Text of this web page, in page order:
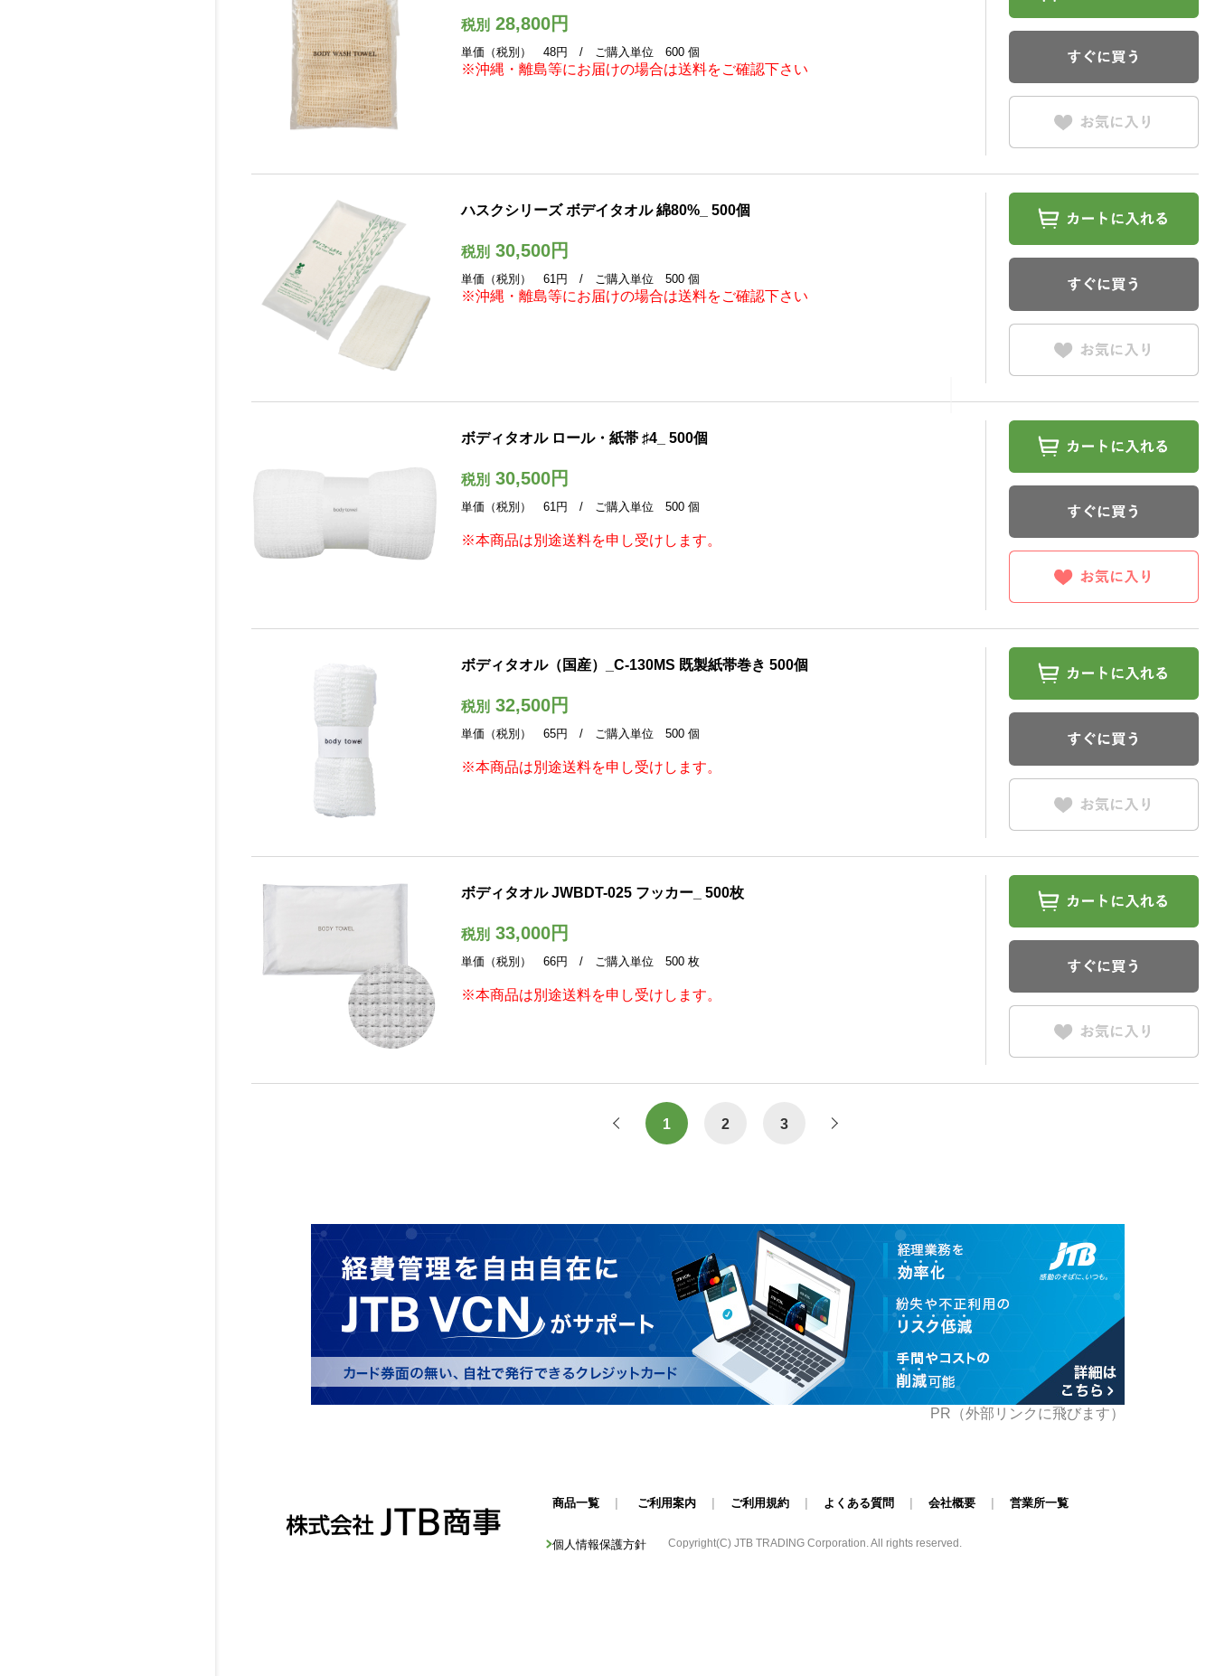
税別28,800円
単価（税別） 48円 / ご購入単位 600 個
※沖縄・離島等にお届けの場合は送料をご確認下さい
ハスクシリーズ ボデイタオル 綿80%_ 500個
税別30,500円
単価（税別） 61円 / ご購入単位 500 個
※沖縄・離島等にお届けの場合は送料をご確認下さい
ボディタオル ロール・紙帯 ♯4_ 500個
税別30,500円
単価（税別） 61円 / ご購入単位 500 個
※本商品は別途送料を申し受けします。
ボディタオル（国産）_C-130MS 既製紙帯巻き 500個
税別32,500円
単価（税別） 65円 / ご購入単位 500 個
※本商品は別途送料を申し受けします。
ボディタオル JWBDT-025 フッカー_ 500枚
税別33,000円
単価（税別） 66円 / ご購入単位 500 枚
※本商品は別途送料を申し受けします。
1 2 3
PR（外部リンクに飛びます）
商品一覧 | ご利用案内 | ご利用規約 | よくある質問 | 会社概要 | 営業所一覧
個人情報保護方針 Copyright(C) JTB TRADING Corporation. All rights reserved.